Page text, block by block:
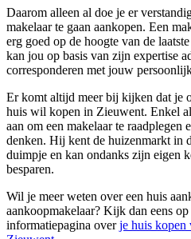
Daarom alleen al doe je er
makelaar te gaan aankopen. Een
erg goed op de hoogte van de
kan jou op basis van zijn expertise
corresponderen met jouw
Er komt altijd meer bij kijken dat je
huis wil kopen in Zieuwent. Enkel
aan om een makelaar te raadplegen
denken. Hij kent de huizenmarkt in
duimpje en kan ondanks zijn eigen
besparen.
Wil je meer weten over een huis
aankoopmakelaar? Kijk dan eens
informatiepagina overje huis kopen